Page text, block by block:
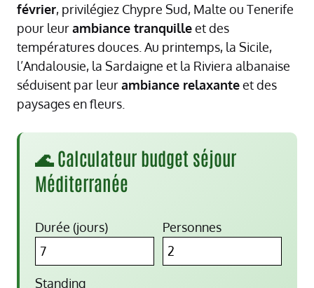
février, privilégiez Chypre Sud, Malte ou Tenerife
pour leurambiance tranquilleet des
températures douces. Au printemps, la Sicile,
l’Andalousie, la Sardaigne et la Riviera albanaise
séduisent par leurambiance relaxanteet des
paysages en fleurs.
🌊 Calculateur budget séjour
Méditerranée
Durée (jours) Personnes
Standing